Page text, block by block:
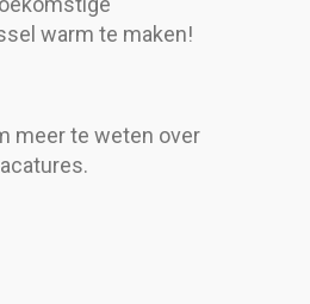
warm te maken!
meer te weten over